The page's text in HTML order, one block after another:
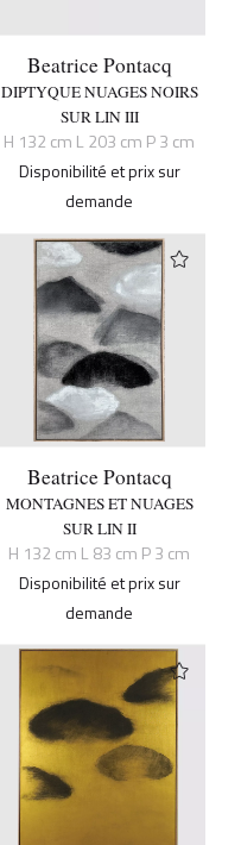
Beatrice Pontacq
DIPTYQUE NUAGES NOIRS
SUR LIN III
H 132 cm L 203 cm P 3 cm
Disponibilité et prix sur
demande
Beatrice Pontacq
MONTAGNES ET NUAGES
SUR LIN II
H 132 cm L 83 cm P 3 cm
Disponibilité et prix sur
demande